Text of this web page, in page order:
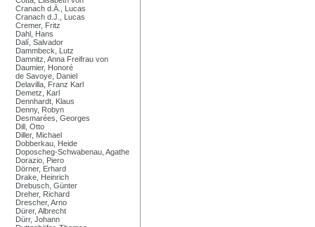
Cranach d.Ä., Lucas
Cranach d.J., Lucas
Cremer, Fritz
Dahl, Hans
Dalí, Salvador
Dammbeck, Lutz
Damnitz, Anna Freifrau von
Daumier, Honoré
de Savoye, Daniel
Delavilla, Franz Karl
Demetz, Karl
Dennhardt, Klaus
Denny, Robyn
Desmarées, Georges
Dill, Otto
Diller, Michael
Dobberkau, Heide
Doposcheg-Schwabenau, Agathe
Dorazio, Piero
Dörner, Erhard
Drake, Heinrich
Drebusch, Günter
Dreher, Richard
Drescher, Arno
Dürer, Albrecht
Dürr, Johann